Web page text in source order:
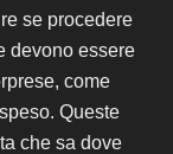
se procedere
devono essere
come
Queste
che sa dove